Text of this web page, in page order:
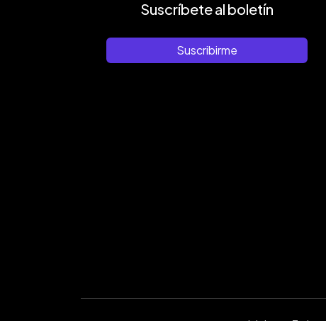
Suscríbete al boletín
Suscribirme